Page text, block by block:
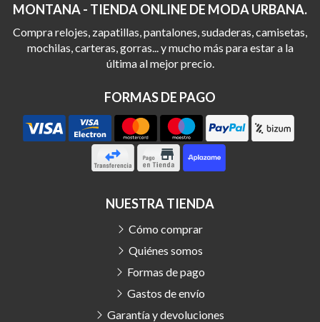
MONTANA - TIENDA ONLINE DE MODA URBANA.
Compra relojes, zapatillas, pantalones, sudaderas, camisetas,
mochilas, carteras, gorras... y mucho más para estar a la
última al mejor precio.
FORMAS DE PAGO
NUESTRA TIENDA
Cómo comprar
Quiénes somos
Formas de pago
Gastos de envío
Garantía y devoluciones